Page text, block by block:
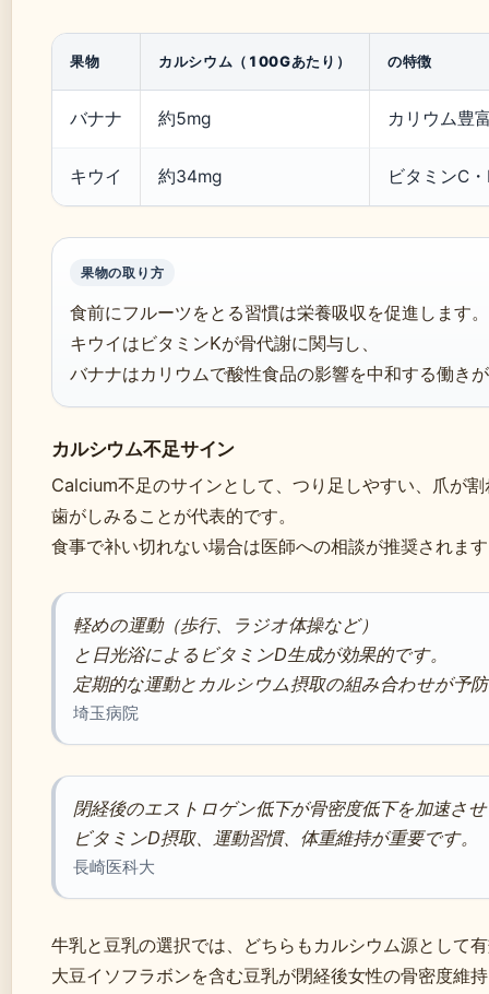
果物 カルシウム（100Gあたり） の特徴
バナナ 約5mg カリウム豊
キウイ 約34mg ビタミンC
果物の取り方
食前にフルーツをとる習慣は栄養吸収を促進します。
キウイはビタミンKが骨代謝に関与し、
バナナはカリウムで酸性食品の影響を中和する働き
カルシウム不足サイン
Calcium不足のサインとして、つり足しやすい、爪が
歯がしみることが代表的です。
食事で补い切れない場合は医師への相談が推奨されま
軽めの運動（歩行、ラジオ体操など）
と日光浴によるビタミンD生成が効果的です。
定期的な運動とカルシウム摂取の組み合わせが予
埼玉病院
閉経後のエストロゲン低下が骨密度低下を加速さ
ビタミンD摂取、運動習慣、体重維持が重要です。
長崎医科大
牛乳と豆乳の選択では、どちらもカルシウム源として
大豆イソフラボンを含む豆乳が閉経後女性の骨密度維